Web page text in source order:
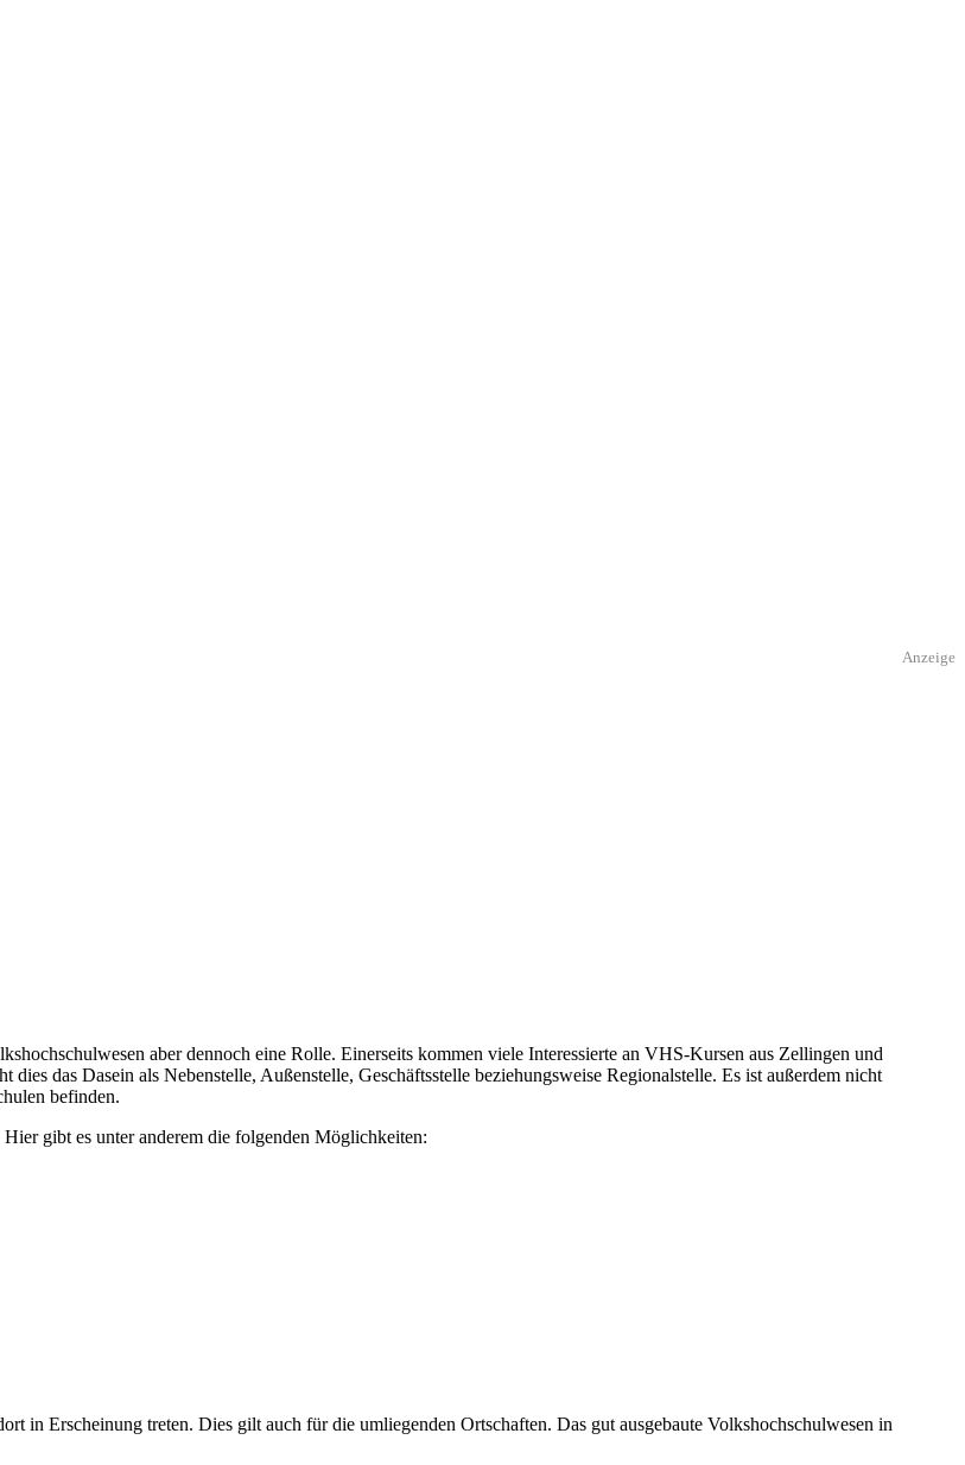
Anzeige
aber dennoch eine Rolle. Einerseits kommen viele Interessierte an VHS-Kursen aus Zellingen und
das Dasein als Nebenstelle, Außenstelle, Geschäftsstelle beziehungsweise Regionalstelle. Es ist außerdem nicht
befinden.
gibt es unter anderem die folgenden Möglichkeiten:
in Erscheinung treten. Dies gilt auch für die umliegenden Ortschaften. Das gut ausgebaute Volkshochschulwesen in